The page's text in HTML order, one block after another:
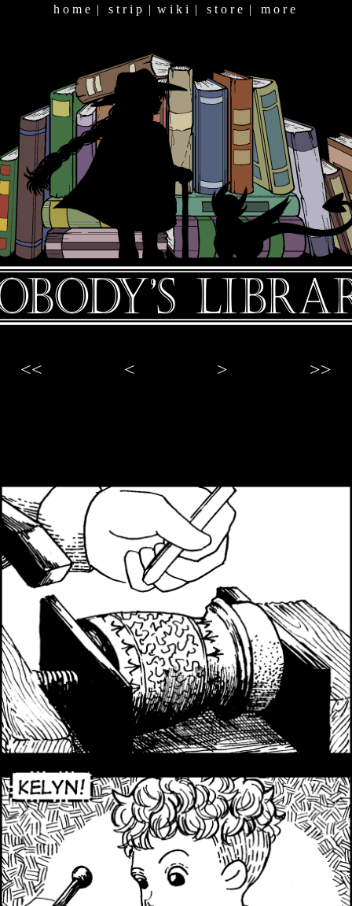
h o m e | s t r i p | w i k i | s t o r e | m o r e
<< < > >>